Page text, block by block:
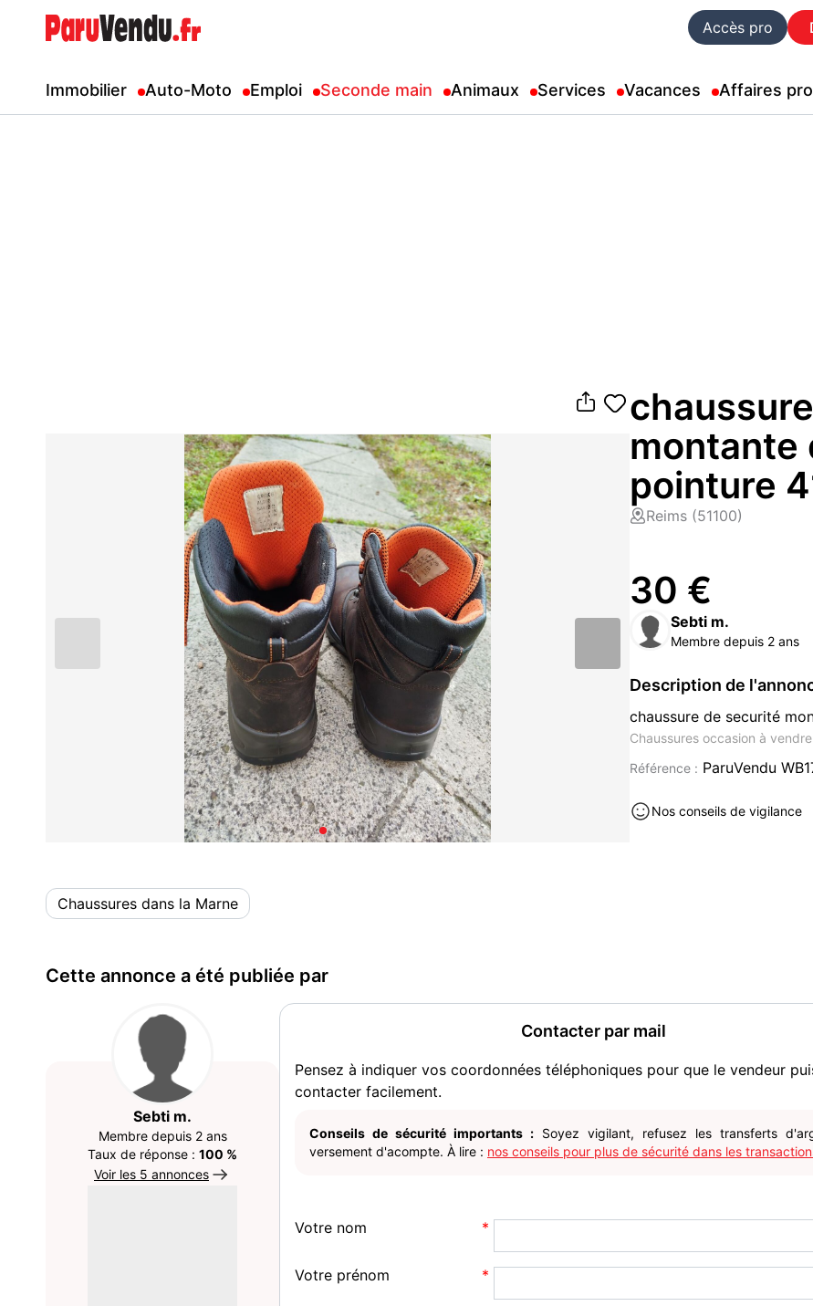
Accès pro
Immobilier Auto-Moto Emploi Seconde main Animaux Services Vacances Affaires pro
montante
pointure
Reims (51100)
30 €
Sebti m.
Membre depuis 2 ans
Description de
chaussure de securité
Chaussures occasion à
Référence : ParuVendu
Nos conseils de vigilance
Chaussures dans la Marne
Cette annonce a été publiée par
Sebti m.
Membre depuis 2 ans
Taux de réponse : 100 %
Voir les 5 annonces
Contacter par mail
Pensez à indiquer vos coordonnées téléphoniques pour que le vendeur
contacter facilement.
Conseils de sécurité importants : Soyez vigilant, refusez les transferts
versement d'acompte. À lire : nos conseils pour plus de sécurité dans les
Votre nom
Votre prénom